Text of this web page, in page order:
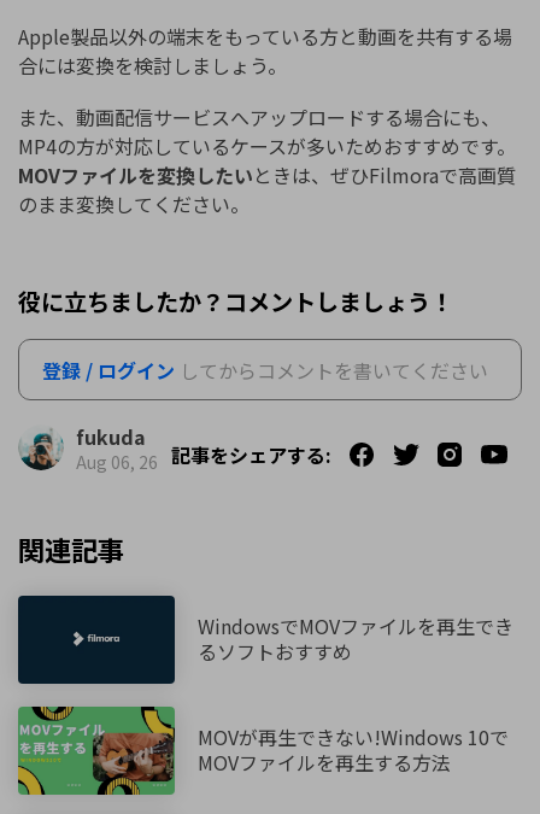
Apple製品以外の端末をもっている方と動画を共有する場
合には変換を検討しましょう。
また、動画配信サービスへアップロードする場合にも、
MP4の方が対応しているケースが多いためおすすめです。
MOVファイルを変換したいときは、ぜひFilmoraで高画質
のまま変換してください。
役に立ちましたか？コメントしましょう！
登録 / ログイン してからコメントを書いてください
fukuda
Aug 06, 26 記事をシェアする:
関連記事
WindowsでMOVファイルを再生でき
るソフトおすすめ
MOVが再生できない!Windows 10で
MOVファイルを再生する方法